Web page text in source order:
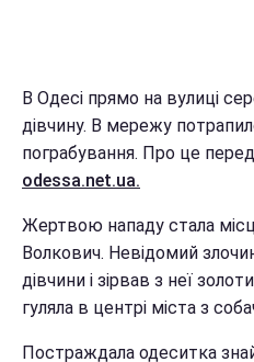
В Одесі прямо на вулиці
дівчину. В мережу
пограбування. Про це
odessa.net.ua.
Жертвою нападу стала
Волкович. Невідомий
дівчини і зірвав з неї
гуляла в центрі міста з
Постраждала одеситка